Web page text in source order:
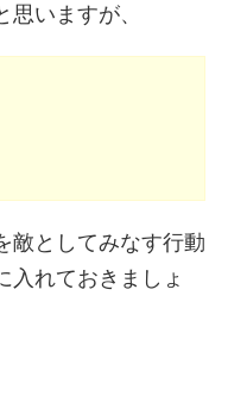
いますが、
敵としてみなす行動
入れておきましょ